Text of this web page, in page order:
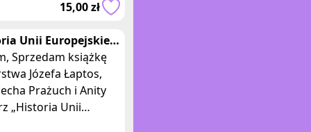
20,5 cm x 15 c
15,00 zł
Unii Europejskiej -
Prażuch, Pytlarz
Józefa Łaptos,
Prażuch i Anity
„Historia Unii